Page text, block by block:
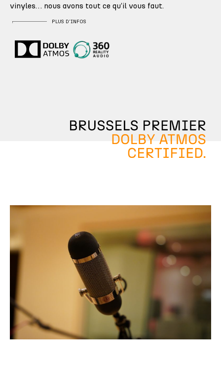
vinyles… nous avons tout ce qu’il vous faut.
PLUS D'INFOS